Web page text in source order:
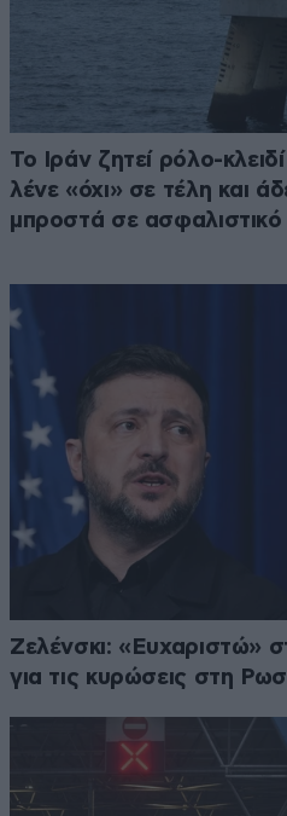
Το Ιράν ζητεί ρόλο-
λένε «όχι» σε τέλη και
μπροστά σε ασφαλιστικό
Ζελένσκι: «Ευχαριστώ»
για τις κυρώσεις στη